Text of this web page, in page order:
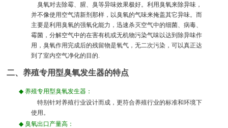
臭氧对去除霉、腥、臭等异味效果极好。利用臭氧来除异味，
并不像使用空气清新剂那样，以臭氧的气味来掩盖其它异味。而
主要是利用臭氧的强氧化能力，迅速杀灭空气中的细菌、病毒、
霉菌，分解空气中的在害有机或无机物污染气味以达到除异味作
用，臭氧作用完成后的残留物是氧气，无二次污染，可以真正达
到了室内空气净化的目的.
二、养殖专用型臭氧发生器的特点
◆ 养殖专用型臭氧发生器：
特别针对养殖行业设计而成，更符合养殖行业的标准和环境下
使用。
◆ 臭氧出口产量高：